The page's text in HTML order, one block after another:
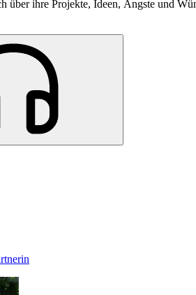
ihre Projekte, Ideen, Ängste und